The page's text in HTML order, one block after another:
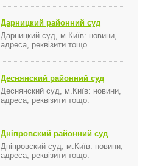
Дарницкий районний суд
Дарницкий суд, м.Київ: новини,
адреса, реквізити тощо.
Деснянский районний суд
Деснянский суд, м.Київ: новини,
адреса, реквізити тощо.
Дніпровский районний суд
Дніпровский суд, м.Київ: новини,
адреса, реквізити тощо.